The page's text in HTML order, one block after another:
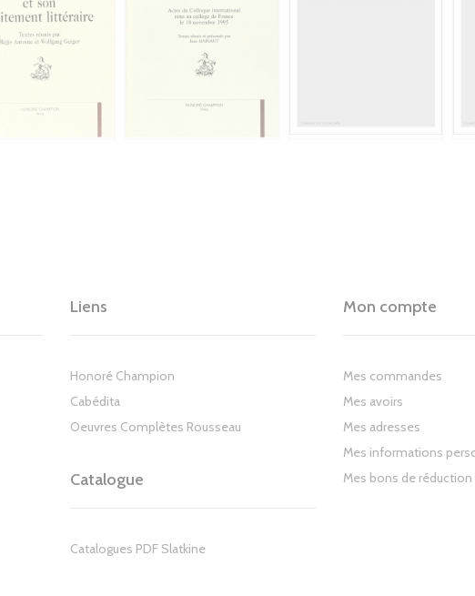
Liens
Honoré Champion
Cabédita
Oeuvres Complètes Rousseau
Catalogue
Catalogues PDF Slatkine
Mon compte
Mes commandes
Mes avoirs
Mes adresses
Mes informations
Mes bons de réduction